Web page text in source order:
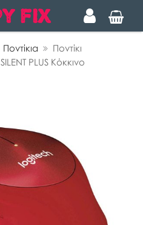
Ποντίκια
Ποντίκι
PLUS Κόκκινο